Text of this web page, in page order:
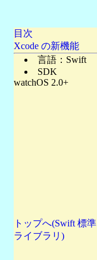
目次
Xcode の新機能
言語：Swift
SDK
watchOS 2.0+
トップへ(Swift 標準
ライブラリ)